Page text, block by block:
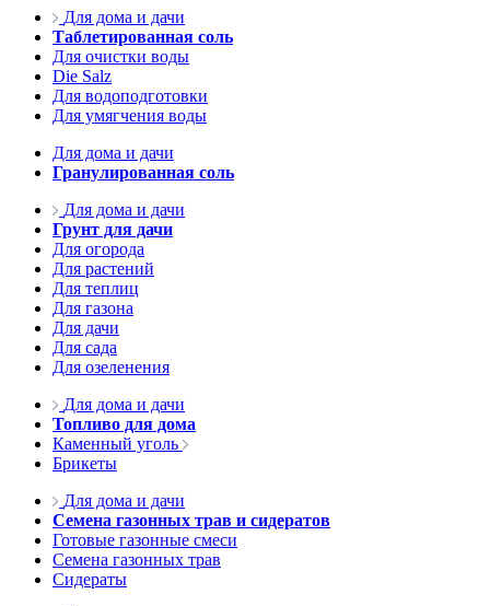
Для дома и дачи
Таблетированная соль
Для очистки воды
Die Salz
Для водоподготовки
Для умягчения воды
Для дома и дачи
Гранулированная соль
Для дома и дачи
Грунт для дачи
Для огорода
Для растений
Для теплиц
Для газона
Для дачи
Для сада
Для озеленения
Для дома и дачи
Топливо для дома
Каменный уголь
Брикеты
Для дома и дачи
Семена газонных трав и сидератов
Готовые газонные смеси
Семена газонных трав
Сидераты